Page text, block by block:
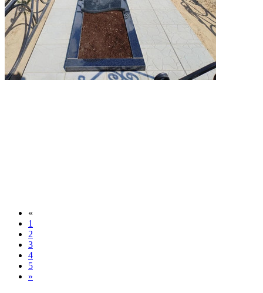
«
1
2
3
4
5
»